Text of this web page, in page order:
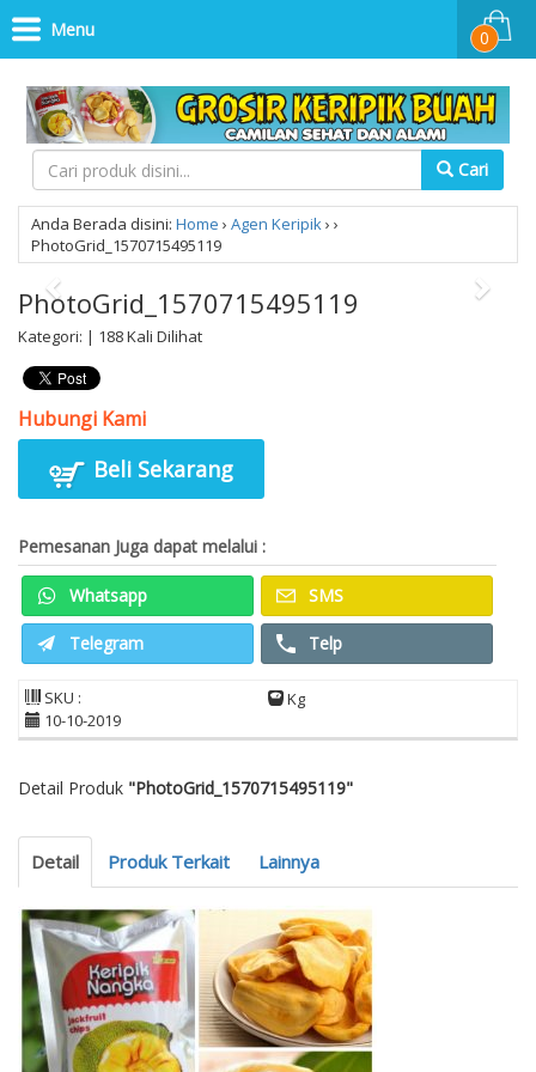
Cari
0
Menu
Anda Berada disini: Home › Agen Keripik› ›
PhotoGrid_1570715495119
PhotoGrid_1570715495119
Kategori: | 188 Kali Dilihat
Hubungi Kami
Beli Sekarang
Pemesanan Juga dapat melalui :
Whatsapp SMS
Telegram Telp
SKU :
Kg
10-10-2019
Detail Produk "PhotoGrid_1570715495119"
Detail Produk Terkait Lainnya